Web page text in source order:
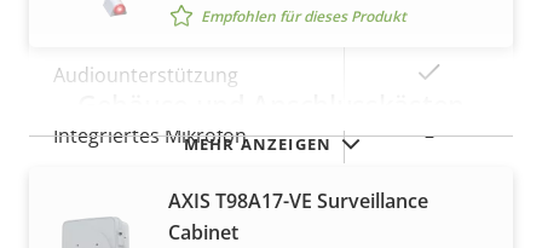
Eigentumsbeschreibung Eigentumswert
Audiounterstützung
Integriertes Mikrofon –
Netzwerk
MEHR ANZEIGEN
Empfohlen für dieses Produkt
AXIS T98A17-VE Surveillance
Cabinet